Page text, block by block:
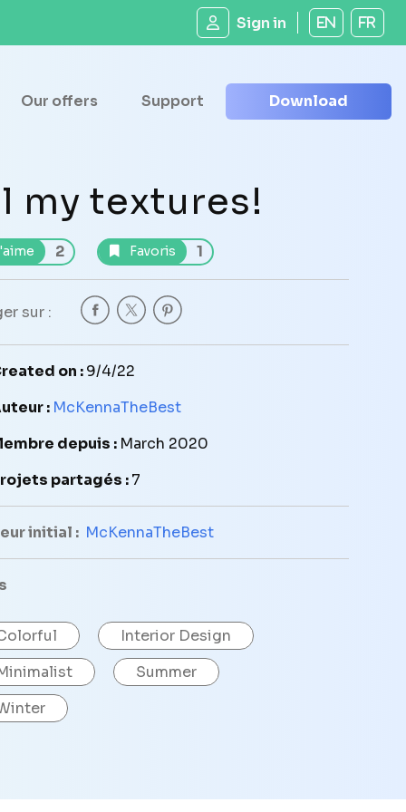
Sign in EN FR
Our offers Support Download
my textures!
2 Favoris 1
sur :
on :9/4/22
: McKennaTheBest
depuis : March 2020
partagés :7
initial : McKennaTheBest
Interior Design
Summer